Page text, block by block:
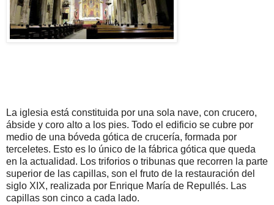
La iglesia está constituida por una sola nave, con crucero,
ábside y coro alto a los pies. Todo el edificio se cubre por
medio de una bóveda gótica de crucería, formada por
terceletes. Esto es lo único de la fábrica gótica que queda
en la actualidad. Los triforios o tribunas que recorren la parte
superior de las capillas, son el fruto de la restauración del
siglo XIX, realizada por Enrique María de Repullés. Las
capillas son cinco a cada lado.